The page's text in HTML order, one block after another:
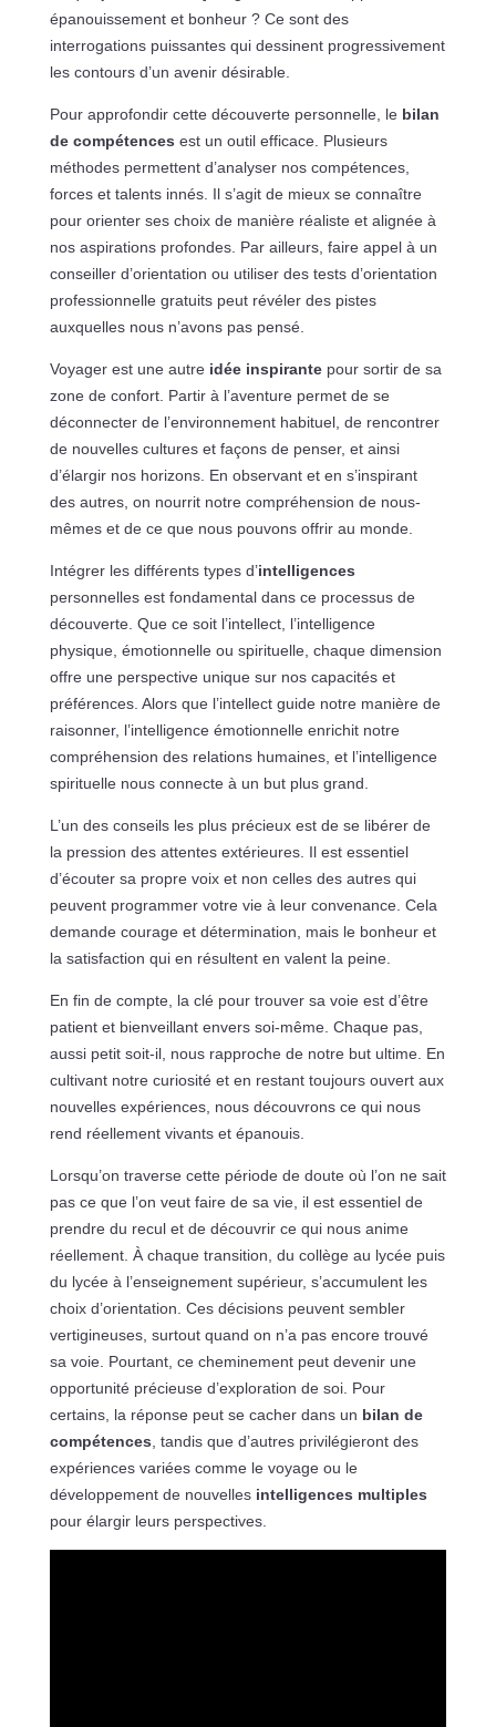
épanouissement et bonheur ? Ce sont des
interrogations puissantes qui dessinent progressivement
les contours d’un avenir désirable.
Pour approfondir cette découverte personnelle, le bilan
de compétences est un outil efficace. Plusieurs
méthodes permettent d’analyser nos compétences,
forces et talents innés. Il s’agit de mieux se connaître
pour orienter ses choix de manière réaliste et alignée à
nos aspirations profondes. Par ailleurs, faire appel à un
conseiller d’orientation ou utiliser des tests d’orientation
professionnelle gratuits peut révéler des pistes
auxquelles nous n’avons pas pensé.
Voyager est une autre idée inspirantepour sortir de sa
zone de confort. Partir à l’aventure permet de se
déconnecter de l’environnement habituel, de rencontrer
de nouvelles cultures et façons de penser, et ainsi
d’élargir nos horizons. En observant et en s’inspirant
des autres, on nourrit notre compréhension de nous-
mêmes et de ce que nous pouvons offrir au monde.
Intégrer les différents types d’intelligences
personnelles est fondamental dans ce processus de
découverte. Que ce soit l’intellect, l’intelligence
physique, émotionnelle ou spirituelle, chaque dimension
offre une perspective unique sur nos capacités et
préférences. Alors que l’intellect guide notre manière de
raisonner, l’intelligence émotionnelle enrichit notre
compréhension des relations humaines, et l’intelligence
spirituelle nous connecte à un but plus grand.
L’un des conseils les plus précieux est de se libérer de
la pression des attentes extérieures. Il est essentiel
d’écouter sa propre voix et non celles des autres qui
peuvent programmer votre vie à leur convenance. Cela
demande courage et détermination, mais le bonheur et
la satisfaction qui en résultent en valent la peine.
En fin de compte, la clé pour trouver sa voie est d’être
patient et bienveillant envers soi-même. Chaque pas,
aussi petit soit-il, nous rapproche de notre but ultime. En
cultivant notre curiosité et en restant toujours ouvert aux
nouvelles expériences, nous découvrons ce qui nous
rend réellement vivants et épanouis.
Lorsqu’on traverse cette période de doute où l’on ne sait
pas ce que l’on veut faire de sa vie, il est essentiel de
prendre du recul et de découvrir ce qui nous anime
réellement. À chaque transition, du collège au lycée puis
du lycée à l’enseignement supérieur, s’accumulent les
choix d’orientation. Ces décisions peuvent sembler
vertigineuses, surtout quand on n’a pas encore trouvé
sa voie. Pourtant, ce cheminement peut devenir une
opportunité précieuse d’exploration de soi. Pour
certains, la réponse peut se cacher dans un bilan de
compétences, tandis que d’autres privilégieront des
expériences variées comme le voyage ou le
développement de nouvelles intelligences multiples
pour élargir leurs perspectives.